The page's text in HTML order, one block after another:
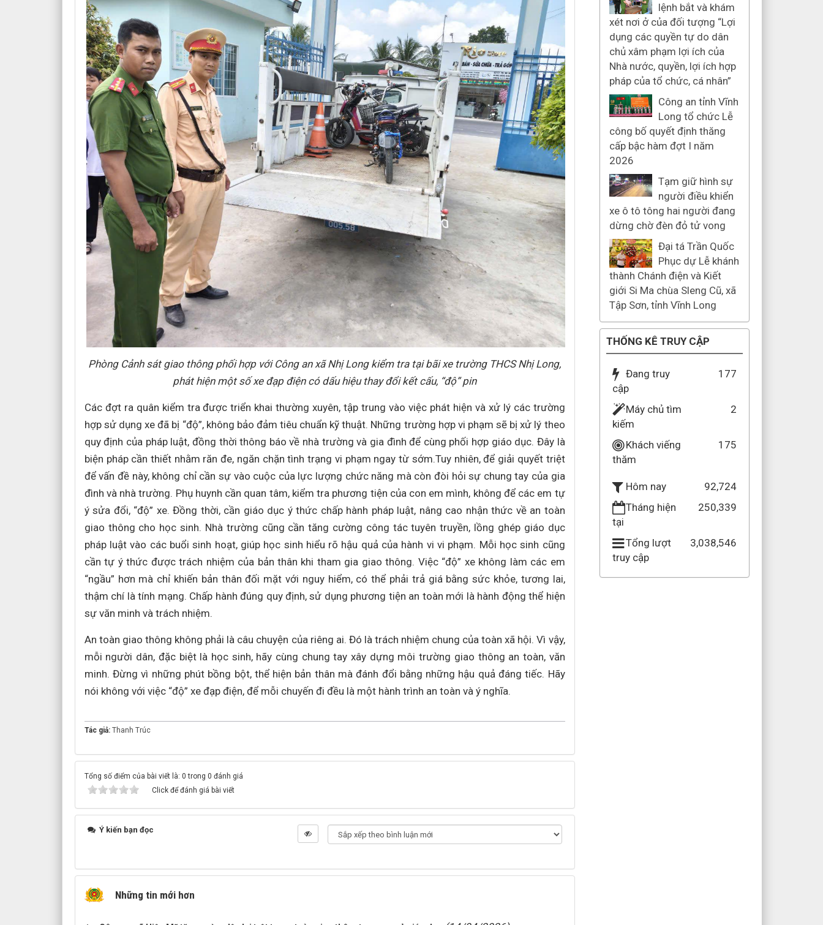
Phòng Cảnh sát giao thông phối hợp với Công an xã Nhị Long kiểm tra tại bãi xe trường THCS Nhị Long,
phát hiện một số xe đạp điện có dấu hiệu thay đổi kết cấu, “độ” pin
Các đợt ra quân kiểm tra được triển khai thường xuyên, tập trung vào việc phát hiện và xử lý các trường
hợp sử dụng xe đã bị “độ”, không bảo đảm tiêu chuẩn kỹ thuật. Những trường hợp vi phạm sẽ bị xử lý theo
quy định của pháp luật, đồng thời thông báo về nhà trường và gia đình để cùng phối hợp giáo dục. Đây là
biện pháp cần thiết nhằm răn đe, ngăn chặn tình trạng vi phạm ngay từ sớm.Tuy nhiên, để giải quyết triệt
để vấn đề này, không chỉ cần sự vào cuộc của lực lượng chức năng mà còn đòi hỏi sự chung tay của gia
đình và nhà trường. Phụ huynh cần quan tâm, kiểm tra phương tiện của con em mình, không để các em tự
ý sửa đổi, “độ” xe. Đồng thời, cần giáo dục ý thức chấp hành pháp luật, nâng cao nhận thức về an toàn
giao thông cho học sinh. Nhà trường cũng cần tăng cường công tác tuyên truyền, lồng ghép giáo dục
pháp luật vào các buổi sinh hoạt, giúp học sinh hiểu rõ hậu quả của hành vi vi phạm. Mỗi học sinh cũng
cần tự ý thức được trách nhiệm của bản thân khi tham gia giao thông. Việc “độ” xe không làm các em
“ngầu” hơn mà chỉ khiến bản thân đối mặt với nguy hiểm, có thể phải trả giá bằng sức khỏe, tương lai,
thậm chí là tính mạng. Chấp hành đúng quy định, sử dụng phương tiện an toàn mới là hành động thể hiện
sự văn minh và trách nhiệm.
An toàn giao thông không phải là câu chuyện của riêng ai. Đó là trách nhiệm chung của toàn xã hội. Vì vậy,
mỗi người dân, đặc biệt là học sinh, hãy cùng chung tay xây dựng môi trường giao thông an toàn, văn
minh. Đừng vì những phút bồng bột, thể hiện bản thân mà đánh đổi bằng những hậu quả đáng tiếc. Hãy
nói không với việc “độ” xe đạp điện, để mỗi chuyến đi đều là một hành trình an toàn và ý nghĩa.
Tác giả: Thanh Trúc
Tổng số điểm của bài viết là: 0 trong 0 đánh giá
Click để đánh giá bài viết
Ý kiến bạn đọc
Những tin mới hơn
lệnh bắt và khám
xét nơi ở của đối tượng “Lợi
dụng các quyền tự do dân
chủ xâm phạm lợi ích của
Nhà nước, quyền, lợi ích hợp
pháp của tổ chức, cá nhân”
Công an tỉnh Vĩnh
Long tổ chức Lễ
công bố quyết định thăng
cấp bậc hàm đợt I năm
2026
Tạm giữ hình sự
người điều khiển
xe ô tô tông hai người đang
dừng chờ đèn đỏ tử vong
Đại tá Trần Quốc
Phục dự Lễ khánh
thành Chánh điện và Kiết
giới Si Ma chùa Sleng Cũ, xã
Tập Sơn, tỉnh Vĩnh Long
THỐNG KÊ TRUY CẬP
Đang truy
cập
177
Máy chủ tìm
kiếm
2
Khách viếng
thăm
175
Hôm nay
92,724
Tháng hiện
tại
250,339
Tổng lượt
truy cập
3,038,546